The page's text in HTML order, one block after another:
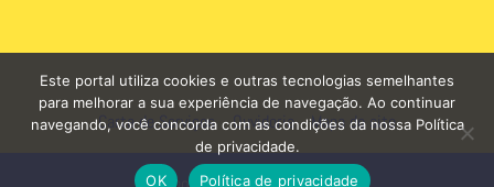
Carta de Serviços Ouvidoria Mapa do site
Este portal utiliza cookies e outras tecnologias semelhantes
para melhorar a sua experiência de navegação. Ao continuar
navegando, você concorda com as condições da nossa Política
de privacidade.
OK
Política de privacidade